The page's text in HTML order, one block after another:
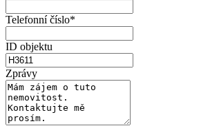
Telefonní číslo*
ID objektu
Zprávy